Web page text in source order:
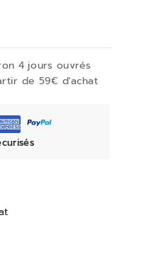
4 jours ouvrés
de 59€ d'achat